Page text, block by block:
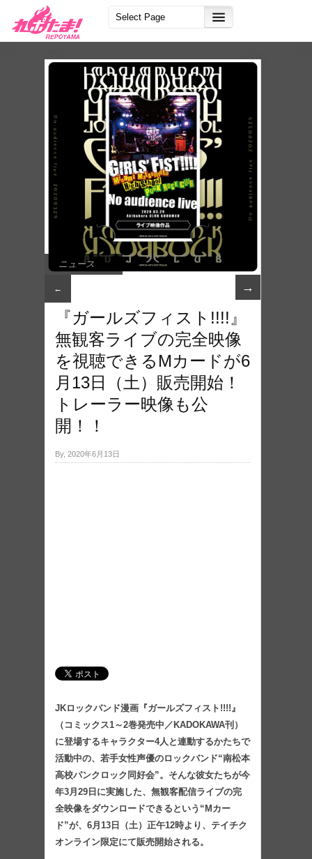
ニュース
← →
『ガールズフィスト!!!!』
無観客ライブの完全映像
を視聴できるMカードが6
月13日（土）販売開始！
トレーラー映像も公
開！！
By, 2020年6月13日
JKロックバンド漫画『ガールズフィスト!!!!』
（コミックス1～2巻発売中／KADOKAWA刊）
に登場するキャラクター4人と連動するかたちで
活動中の、若手女性声優のロックバンド“南松本
高校パンクロック同好会”。そんな彼女たちが今
年3月29日に実施した、無観客配信ライブの完
全映像をダウンロードできるという“Mカー
ド”が、6月13日（土）正午12時より、テイチク
オンライン限定にて販売開始される。